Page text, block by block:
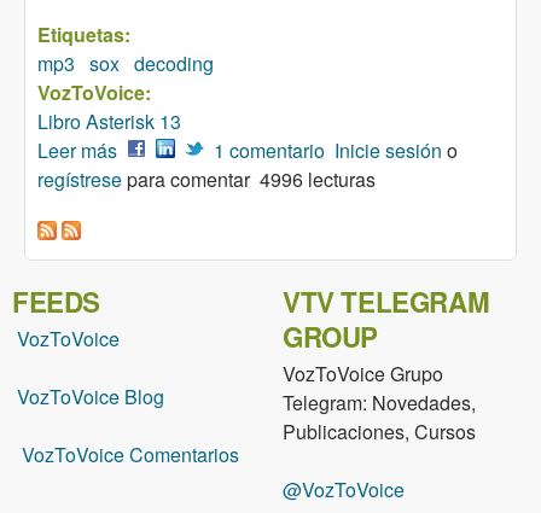
Etiquetas:
mp3 sox decoding
VozToVoice:
Libro Asterisk 13
Leer más sobre Página 48 Información archivo mp3 sox
1 comentario Inicie sesión o
regístresepara comentar 4996 lecturas
FEEDS
VozToVoice
VozToVoice Blog
VozToVoice Comentarios
VTV TELEGRAM
GROUP
VozToVoice Grupo
Telegram: Novedades,
Publicaciones, Cursos
@VozToVoice